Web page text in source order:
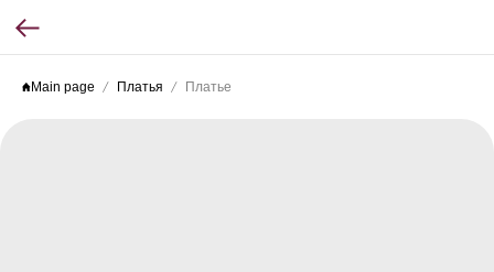
Main page Платья Платье